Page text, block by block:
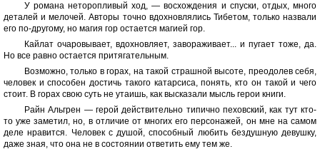
У романа неторопливый ход, — восхождения и спуски, отдых, много
деталей и мелочей. Авторы точно вдохновлялись Тибетом, только назвали
его по-другому, но магия гор остается магией гор.
Кайлат очаровывает, вдохновляет, завораживает... и пугает тоже, да.
Но все равно остается притягательным.
Возможно, только в горах, на такой страшной высоте, преодолев себя,
человек и способен достичь такого катарсиса, понять, кто он такой и чего
стоит. В горах свою суть не утаишь, как высказали мысль герои книги.
Райн Альгрен — герой действительно типично пеховский, как тут кто-
то уже заметил, но, в отличие от многих его персонажей, он мне на самом
деле нравится. Человек с душой, способный любить бездушную девушку,
даже зная, что она не в состоянии ответить ему тем же.